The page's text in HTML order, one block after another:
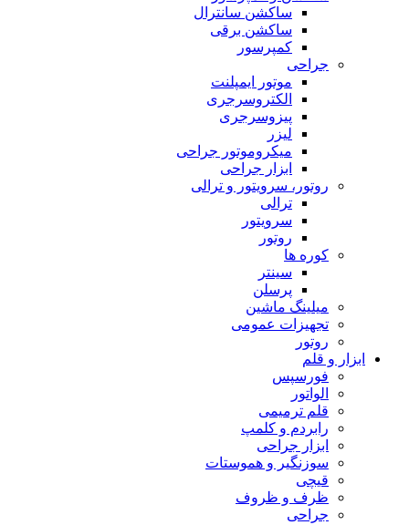
ساکشن سانترال
ساکشن برقی
کمپرسور
جراحی
موتور ایمپلنت
الکتروسرجری
پیزوسرجری
لیزر
میکروموتور جراحی
ابزار جراحی
روتور، سرویتور و ترالی
ترالی
سرویتور
روتور
کوره ها
سینتر
پرسلن
میلینگ ماشین
تجهیزات عمومی
روتور
ابزار و قلم
فورسپس
الواتور
قلم ترمیمی
رابردم و کلمپ
ابزار جراحی
سوزنگیر و هموستات
قیچی
ظرف و ظروف
جراحی